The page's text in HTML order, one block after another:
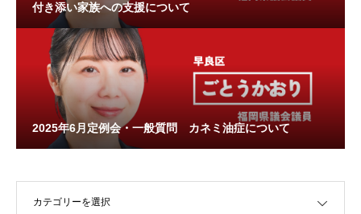
付き添い家族への支援について
2025年6月定例会・一般質問 カネミ油症について